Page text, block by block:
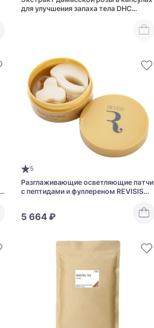
для улучшения запаха тела DHC
5
Разглаживающие осветляющие патчи
с пептидами и фуллереном REVISIS
5 664 ₽